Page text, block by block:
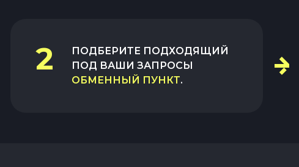
2
ПОДБЕРИТЕ ПОДХОДЯЩИЙ
ПОД ВАШИ ЗАПРОСЫ
ОБМЕННЫЙ ПУНКТ.